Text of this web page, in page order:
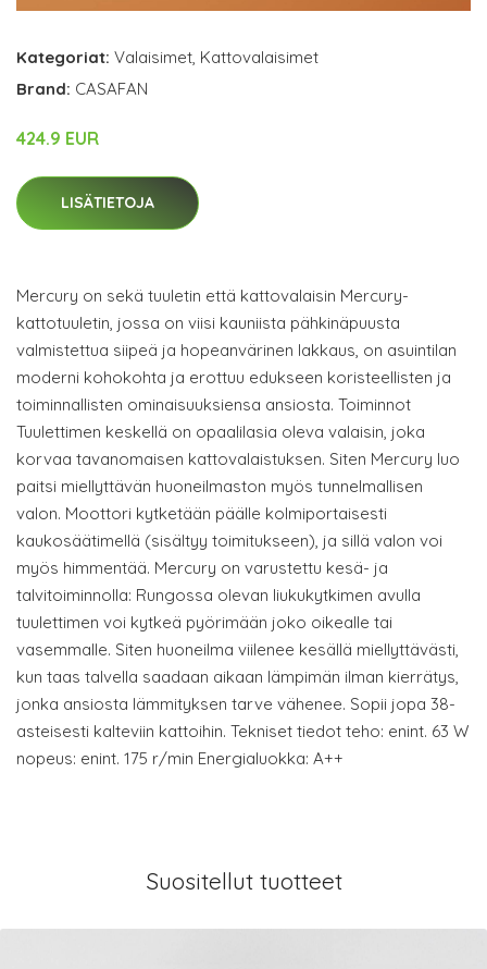
Kategoriat: Valaisimet, Kattovalaisimet
Brand: CASAFAN
424.9 EUR
LISÄTIETOJA
Mercury on sekä tuuletin että kattovalaisin Mercury-
kattotuuletin, jossa on viisi kauniista pähkinäpuusta
valmistettua siipeä ja hopeanvärinen lakkaus, on asuintilan
moderni kohokohta ja erottuu edukseen koristeellisten ja
toiminnallisten ominaisuuksiensa ansiosta. Toiminnot
Tuulettimen keskellä on opaalilasia oleva valaisin, joka
korvaa tavanomaisen kattovalaistuksen. Siten Mercury luo
paitsi miellyttävän huoneilmaston myös tunnelmallisen
valon. Moottori kytketään päälle kolmiportaisesti
kaukosäätimellä (sisältyy toimitukseen), ja sillä valon voi
myös himmentää. Mercury on varustettu kesä- ja
talvitoiminnolla: Rungossa olevan liukukytkimen avulla
tuulettimen voi kytkeä pyörimään joko oikealle tai
vasemmalle. Siten huoneilma viilenee kesällä miellyttävästi,
kun taas talvella saadaan aikaan lämpimän ilman kierrätys,
jonka ansiosta lämmityksen tarve vähenee. Sopii jopa 38-
asteisesti kalteviin kattoihin. Tekniset tiedot teho: enint. 63 W
nopeus: enint. 175 r/min Energialuokka: A++
Suositellut tuotteet